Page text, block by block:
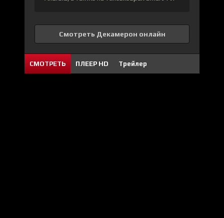
Смотреть Декамерон онлайн
СМОТРЕТЬ ПЛЕЕР HD Трейлер